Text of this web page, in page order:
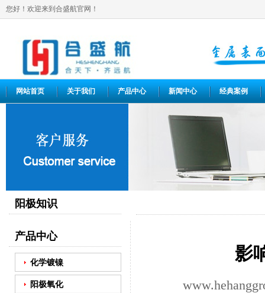
您好！欢迎来到合盛航官网！
网站首页 关于我们 产品中心 新闻中心 经典案例
阳极知识
产品中心
化学镀镍
阳极氧化
影